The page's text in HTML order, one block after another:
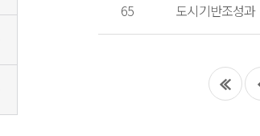
65 도시기반조성과